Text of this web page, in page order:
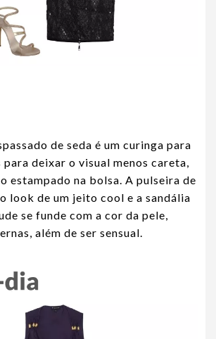
de seda é um curinga para
para deixar o visual menos careta,
estampado na bolsa. A pulseira de
look de um jeito cool e a sandália
se funde com a cor da pele,
além de ser sensual.